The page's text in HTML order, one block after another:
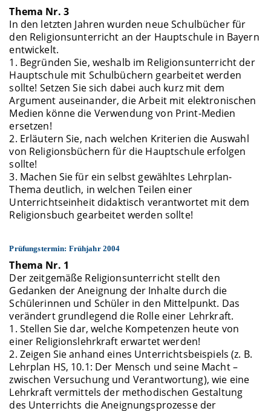
Thema Nr. 3
In den letzten Jahren wurden neue Schulbücher für
den Religionsunterricht an der Hauptschule in Bayern
entwickelt.
1. Begründen Sie, weshalb im Religionsunterricht der
Hauptschule mit Schulbüchern gearbeitet werden
sollte! Setzen Sie sich dabei auch kurz mit dem
Argument auseinander, die Arbeit mit elektronischen
Medien könne die Verwendung von Print-Medien
ersetzen!
2. Erläutern Sie, nach welchen Kriterien die Auswahl
von Religionsbüchern für die Hauptschule erfolgen
sollte!
3. Machen Sie für ein selbst gewähltes Lehrplan-
Thema deutlich, in welchen Teilen einer
Unterrichtseinheit didaktisch verantwortet mit dem
Religionsbuch gearbeitet werden sollte!
Prüfungstermin: Frühjahr 2004
Thema Nr. 1
Der zeitgemäße Religionsunterricht stellt den
Gedanken der Aneignung der Inhalte durch die
Schülerinnen und Schüler in den Mittelpunkt. Das
verändert grundlegend die Rolle einer Lehrkraft.
1. Stellen Sie dar, welche Kompetenzen heute von
einer Religionslehrkraft erwartet werden!
2. Zeigen Sie anhand eines Unterrichtsbeispiels (z. B.
Lehrplan HS, 10.1: Der Mensch und seine Macht –
zwischen Versuchung und Verantwortung), wie eine
Lehrkraft vermittels der methodischen Gestaltung
des Unterrichts die Aneignungsprozesse der